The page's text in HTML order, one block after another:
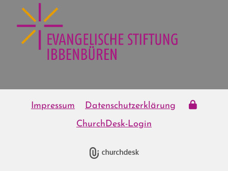
Impressum
Datenschutzerklärung
ChurchDesk-Login